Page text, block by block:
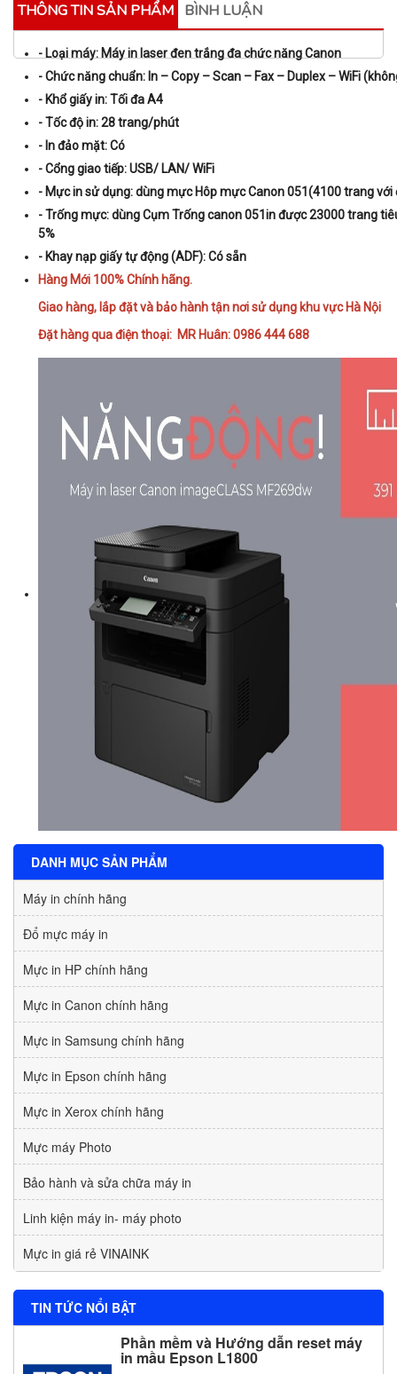
DANH MỤC SẢN PHẨM
Máy in chính hãng
Đổ mực máy in
Mực in HP chính hãng
Mực in Canon chính hãng
Mực in Samsung chính hãng
Mực in Epson chính hãng
Mực in Xerox chính hãng
Mực máy Photo
Bảo hành và sửa chữa máy in
Linh kiện máy in- máy photo
Mực in giá rẻ VINAINK
TIN TỨC NỔI BẬT
Phần mềm và Hướng dẫn reset máy
in mầu Epson L1800
THÔNG TIN SẢN PHẨM BÌNH LUẬN
- Loại máy: Máy in laser đen trắng đa chức năng Canon
- Chức năng chuẩn: In – Copy – Scan – Fax – Duplex – WiFi
- Khổ giấy in: Tối đa A4
- Tốc độ in: 28 trang/phút
- In đảo mặt: Có
- Cổng giao tiếp: USB/ LAN/ WiFi
- Mực in sử dụng:dùng mực Hôp mực Canon 051(4100 trang với
- Trống mực: dùngCụm Trống canon 051 in được 23000 trang
5%
- Khay nạp giấy tự động (ADF): Có sẵn
Hàng Mới 100% Chính hãng.
Giao hàng, lắp đặt và bảo hành tận nơi sử dụng khu vực Hà Nội
Đặt hàng qua điện thoại: MR Huân: 0986 444 688